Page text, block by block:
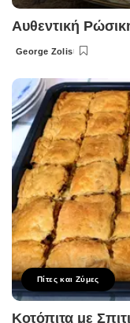
Αυθεντική
Posted
George Zolis
Πίτες και Ζύμες
Κοτόπιτα με